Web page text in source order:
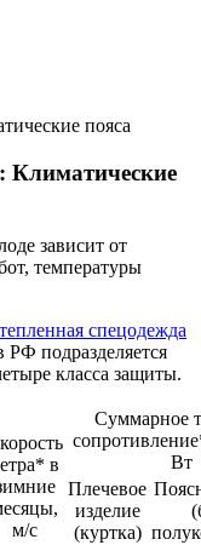
пояса
Климатические
зависит от
температуры
спецодежда
РФ подразделяется
класса защиты.
в
м/с
Суммарное
Вт
Плечевое
изделие
(куртка)